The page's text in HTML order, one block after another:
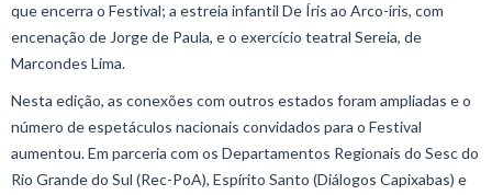
que encerra o Festival; a estreia infantil De Íris ao Arco-íris, com
encenação de Jorge de Paula, e o exercício teatral Sereia, de
Marcondes Lima.
Nesta edição, as conexões com outros estados foram ampliadas e o
número de espetáculos nacionais convidados para o Festival
aumentou. Em parceria com os Departamentos Regionais do Sesc do
Rio Grande do Sul (Rec-PoA), Espírito Santo (Diálogos Capixabas) e